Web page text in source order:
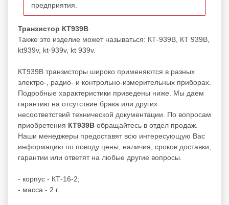
предприятия.
Транзистор КТ939В
Также это изделие может называться: КТ-939В, КТ 939В,
kt939v, kt-939v, kt 939v.
КТ939В транзисторы широко применяются в разных
электро-, радио- и контрольно-измерительных приборах.
Подробные характеристики приведены ниже. Мы даем
гарантию на отсутствие брака или других
несоответствий технической документации. По вопросам
приобретения КТ939В обращайтесь в отдел продаж.
Наши менеджеры предоставят всю интересующую Вас
информацию по поводу цены, наличия, сроков доставки,
гарантии или ответят на любые другие вопросы.
- корпус - КТ-16-2;
- масса - 2 г.